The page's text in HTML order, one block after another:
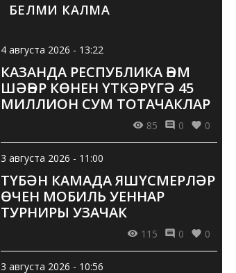
БЕЛМИ КАЛМА
4 августа 2026 - 13:22
КАЗАНДА РЕСПУБЛИКА ҺӘМ
ШӘҺӘР КӨНЕН ҮТКӘРҮГӘ 45
МИЛЛИОН СУМ ТОТАЧАКЛАР
85 0 0
3 августа 2026 - 11:00
ТҮБӘН КАМАДА ЯШҮСМЕРЛӘР
ӨЧЕН МОБИЛЬ УЕННАР
ТУРНИРЫ УЗАЧАК
115 0 0
3 августа 2026 - 10:56